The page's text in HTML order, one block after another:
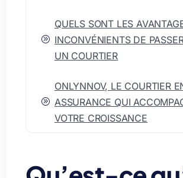
A
QUELS SONT LES
INCONVÉNIENTS DE
UN COURTIER
A
ONLYNNOV, LE COURTIER
ASSURANCE QUI
VOTRE CROISSANCE